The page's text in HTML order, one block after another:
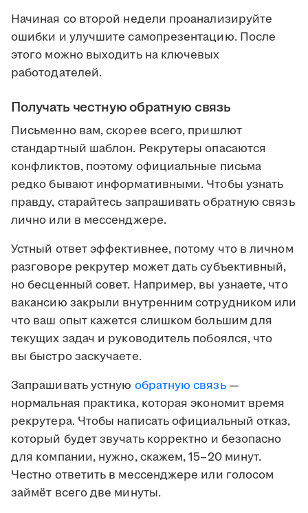
Начиная со второй недели проанализируйте
ошибки и улучшите самопрезентацию. После
этого можно выходить на ключевых
работодателей.
Получать честную обратную связь
Письменно вам, скорее всего, пришлют
стандартный шаблон. Рекрутеры опасаются
конфликтов, поэтому официальные письма
редко бывают информативными. Чтобы узнать
правду, старайтесь запрашивать обратную связь
лично или в мессенджере.
Устный ответ эффективнее, потому что в личном
разговоре рекрутер может дать субъективный,
но бесценный совет. Например, вы узнаете, что
вакансию закрыли внутренним сотрудником или
что ваш опыт кажется слишком большим для
текущих задач и руководитель побоялся, что
вы быстро заскучаете.
Запрашивать устную обратную связь—
нормальная практика, которая экономит время
рекрутера. Чтобы написать официальный отказ,
который будет звучать корректно и безопасно
для компании, нужно, скажем, 15–20 минут.
Честно ответить в мессенджере или голосом
займёт всего две минуты.